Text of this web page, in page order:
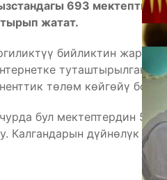
693 мектепти
жатат.
бийликтин
төлөм көйгөйү болгон.
бул мектептердин
Калгандарын дүйнөлүк